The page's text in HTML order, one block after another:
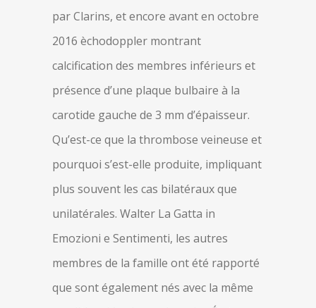
par Clarins, et encore avant en octobre
2016 èchodoppler montrant
calcification des membres inférieurs et
présence d’une plaque bulbaire à la
carotide gauche de 3 mm d’épaisseur.
Qu’est-ce que la thrombose veineuse et
pourquoi s’est-elle produite, impliquant
plus souvent les cas bilatéraux que
unilatérales. Walter La Gatta in
Emozioni e Sentimenti, les autres
membres de la famille ont été rapporté
que sont également nés avec la même